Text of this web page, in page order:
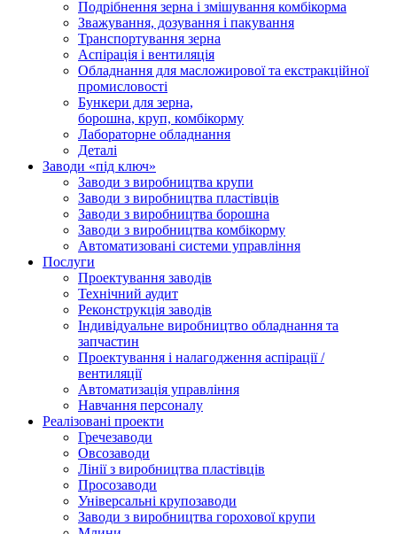
Подрібнення зерна і змішування комбікорма
Зважування, дозування і пакування
Транспортування зерна
Аспірація і вентиляція
Обладнання для масложирової та екстракційної
промисловості
Бункери для зерна,
борошна, круп, комбікорму
Лабораторне обладнання
Деталі
Заводи «під ключ»
Заводи з виробництва крупи
Заводи з виробництва пластівців
Заводи з виробництва борошна
Заводи з виробництва комбікорму
Автоматизовані системи управління
Послуги
Проектування заводів
Технічний аудит
Реконструкція заводів
Індивідуальне виробництво обладнання та
запчастин
Проектування і налагодження аспірації /
вентиляції
Автоматизація управління
Навчання персоналу
Реалізовані проекти
Гречезаводи
Овсозаводи
Лінії з виробництва пластівців
Просозаводи
Універсальні крупозаводи
Заводи з виробництва горохової крупи